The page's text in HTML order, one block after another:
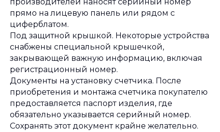
прямо на лицевую панель или рядом с
циферблатом.
Под защитной крышкой. Некоторые устройства
снабжены специальной крышечкой,
закрывающей важную информацию, включая
регистрационный номер.
Документы на установку счетчика. После
приобретения и монтажа счетчика покупателю
предоставляется паспорт изделия, где
обязательно указывается серийный номер.
Сохранять этот документ крайне желательно.